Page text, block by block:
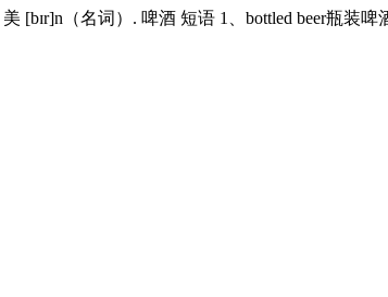
（名词）. 啤酒 短语 1、bottled beer瓶装啤